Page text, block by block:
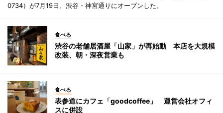
0734）が7月19日、渋谷・神宮通りにオープンした。
食べる
渋谷の老舗居酒屋「山家」が再始動 本店を大規模
改装、朝・深夜営業も
食べる
表参道にカフェ「goodcoffee」 運営会社オフィ
スに併設